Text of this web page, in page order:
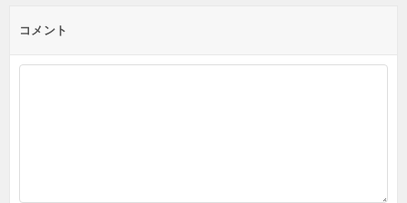
コメント